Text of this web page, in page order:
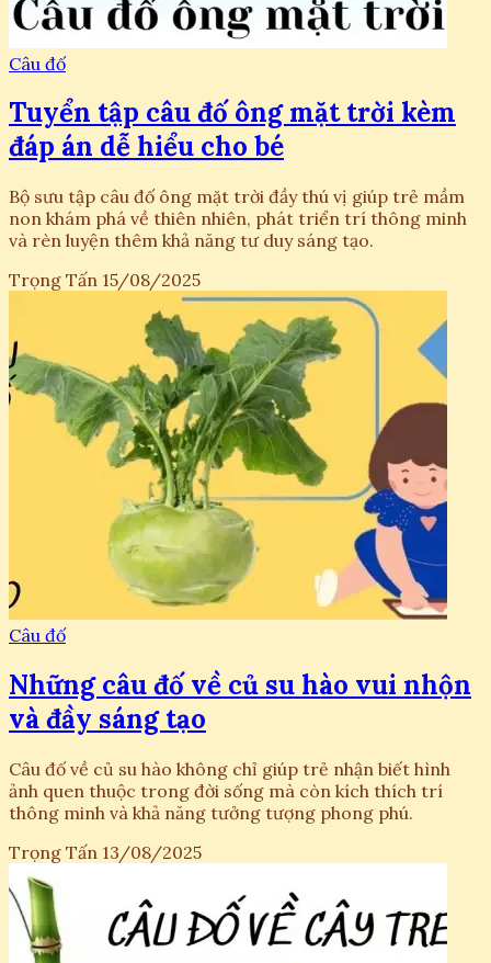
Câu đố
Tuyển tập câu đố ông mặt trời kèm
đáp án dễ hiểu cho bé
Bộ sưu tập câu đố ông mặt trời đầy thú vị giúp trẻ mầm
non khám phá về thiên nhiên, phát triển trí thông minh
và rèn luyện thêm khả năng tư duy sáng tạo.
Trọng Tấn 15/08/2025
Câu đố
Những câu đố về củ su hào vui nhộn
và đầy sáng tạo
Câu đố về củ su hào không chỉ giúp trẻ nhận biết hình
ảnh quen thuộc trong đời sống mà còn kích thích trí
thông minh và khả năng tưởng tượng phong phú.
Trọng Tấn 13/08/2025